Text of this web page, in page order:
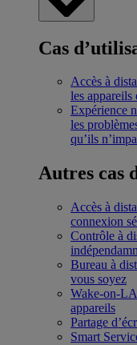
Cas
Accès à
les appareils
Expérience
les
qu’ils
Autres cas
Accès à
connexion
Contrôle à
Bureau à
vous soyez
Wake-on-
appareils
Partage
Smart